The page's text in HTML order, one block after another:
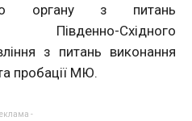
органу з питань
Східного
з питань виконання
пробації МЮ.
-